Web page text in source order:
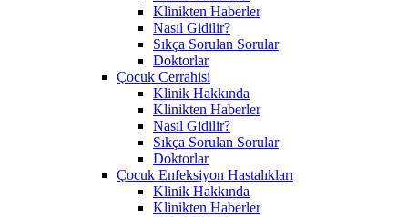
Klinikten Haberler
Nasıl Gidilir?
Sıkça Sorulan Sorular
Doktorlar
Çocuk Cerrahisi
Klinik Hakkında
Klinikten Haberler
Nasıl Gidilir?
Sıkça Sorulan Sorular
Doktorlar
Çocuk Enfeksiyon Hastalıkları
Klinik Hakkında
Klinikten Haberler